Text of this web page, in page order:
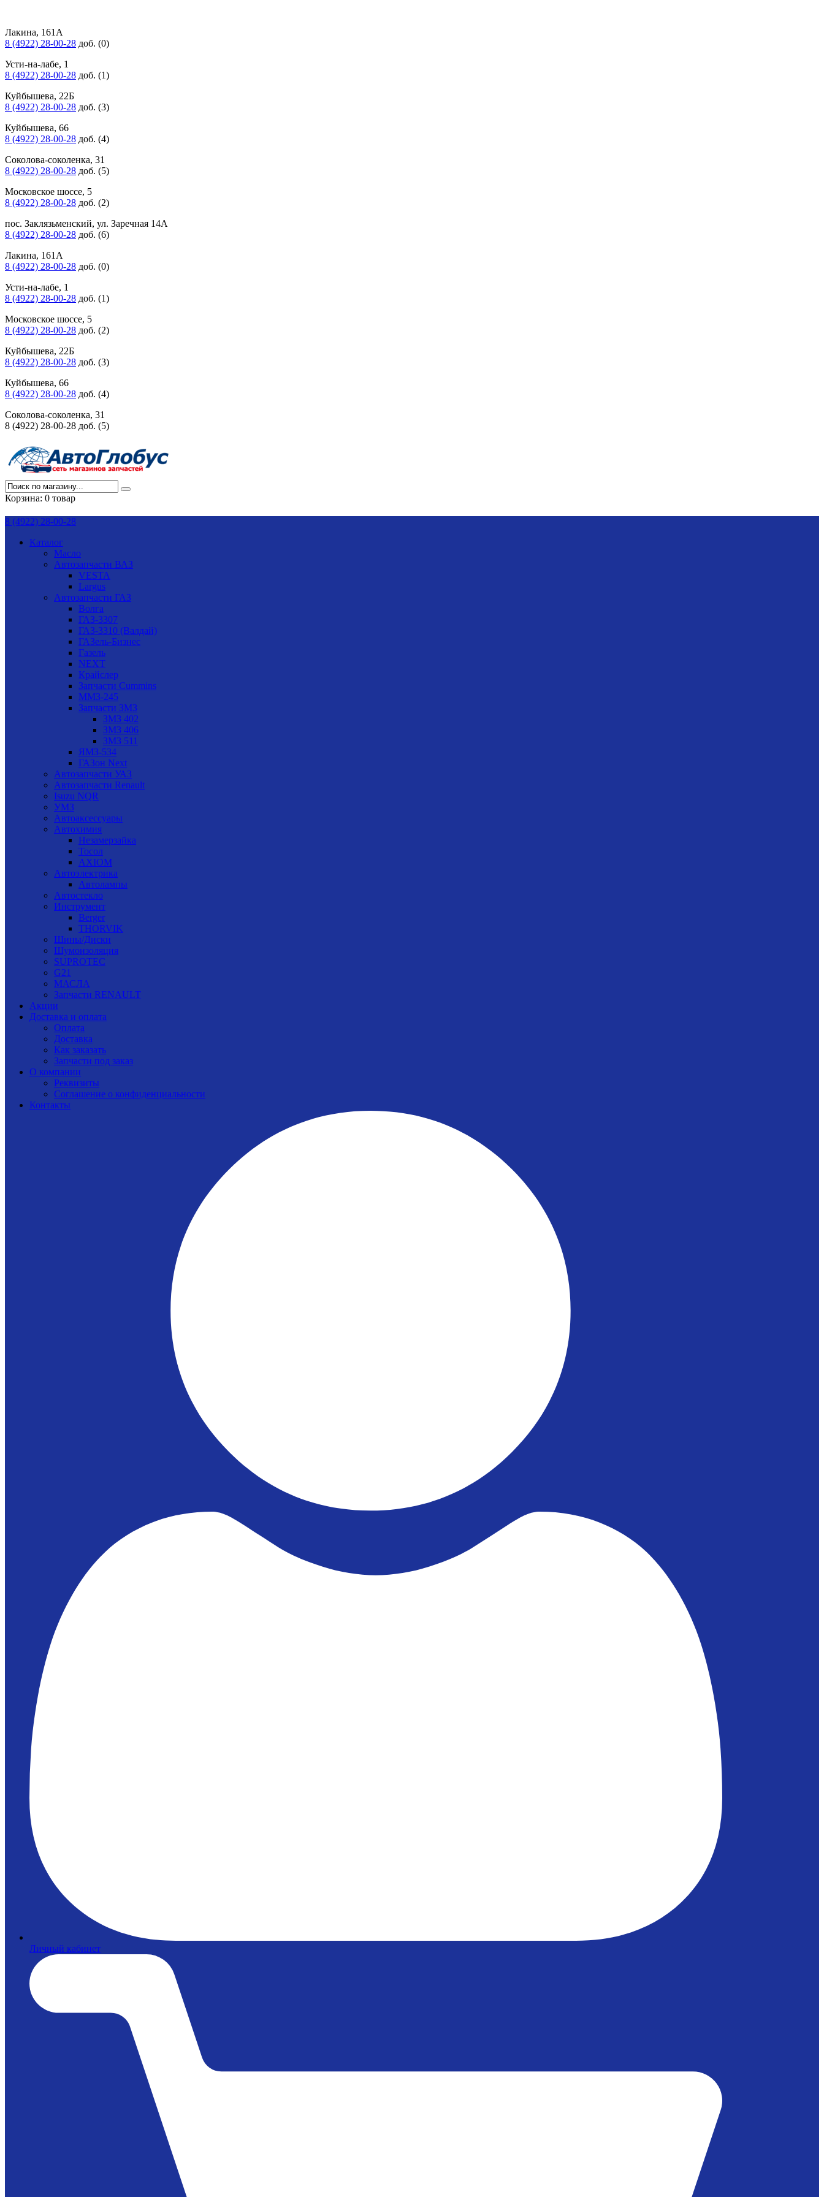
Лакина, 161А
8 (4922) 28-00-28 доб. (0)
Усти-на-лабе, 1
8 (4922) 28-00-28 доб. (1)
Куйбышева, 22Б
8 (4922) 28-00-28 доб. (3)
Куйбышева, 66
8 (4922) 28-00-28 доб. (4)
Соколова-соколенка, 31
8 (4922) 28-00-28 доб. (5)
Московское шоссе, 5
8 (4922) 28-00-28 доб. (2)
пос. Заклязьменский, ул. Заречная 14А
8 (4922) 28-00-28 доб. (6)
Лакина, 161А
8 (4922) 28-00-28 доб. (0)
Усти-на-лабе, 1
8 (4922) 28-00-28 доб. (1)
Московское шоссе, 5
8 (4922) 28-00-28 доб. (2)
Куйбышева, 22Б
8 (4922) 28-00-28 доб. (3)
Куйбышева, 66
8 (4922) 28-00-28 доб. (4)
Соколова-соколенка, 31
8 (4922) 28-00-28 доб. (5)
Корзина: 0 товар
8 (4922) 28-00-28
Каталог
Масло
Автозапчасти ВАЗ
VESTA
Largus
Автозапчасти ГАЗ
Волга
ГАЗ-3307
ГАЗ-3310 (Валдай)
ГАЗель-Бизнес
Газель
NEXT
Крайслер
Запчасти Cummins
ММЗ-245
Запчасти ЗМЗ
ЗМЗ 402
ЗМЗ 406
ЗМЗ 511
ЯМЗ-534
ГАЗон Next
Автозапчасти УАЗ
Автозапчасти Renault
Isuzu NQR
УМЗ
Автоаксессуары
Автохимия
Незамерзайка
Тосол
AXIOM
Автоэлектрика
Автолампы
Автостекло
Инструмент
Berger
THORVIK
Шины/Диски
Шумоизоляция
SUPROTEC
G21
МАСЛА
Запчасти RENAULT
Акции
Доставка и оплата
Оплата
Доставка
Как заказать
Запчасти под заказ
О компании
Реквизиты
Соглашение о конфиденциальности
Контакты
Личный кабинет